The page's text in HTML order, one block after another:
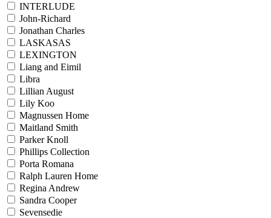
INTERLUDE
John-Richard
Jonathan Charles
LASKASAS
LEXINGTON
Liang and Eimil
Libra
Lillian August
Lily Koo
Magnussen Home
Maitland Smith
Parker Knoll
Phillips Collection
Porta Romana
Ralph Lauren Home
Regina Andrew
Sandra Cooper
Sevensedie